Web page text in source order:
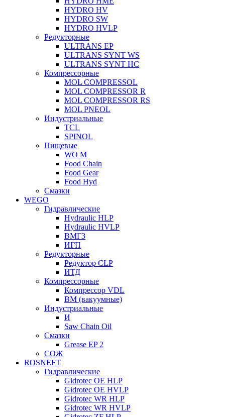
HYDRO HV
HYDRO SW
HYDRO HVLP
Редукторные
ULTRANS EP
ULTRANS SYNT WS
ULTRANS SYNT HC
Компрессорные
MOL COMPRESSOL
MOL COMPRESSOR R
MOL COMPRESSOR RS
MOL PNEOL
Индустриальные
TCL
SPINOL
Пищевые
WO M
Food Chain
Food Gear
Food Hyd
Смазки
WEGO
Гидравлические
Hydraulic HLP
Hydraulic HVLP
ВМГЗ
ИГП
Редукторные
Редуктор CLP
ИТД
Компрессорные
Компрессор VDL
ВМ (вакуумные)
Индустриальные
И
Saw Chain Oil
Смазки
Grease EP 2
СОЖ
ROSNEFT
Гидравлические
Gidrotec OE HLP
Gidrotec OE HVLP
Gidrotec WR HLP
Gidrotec WR HVLP